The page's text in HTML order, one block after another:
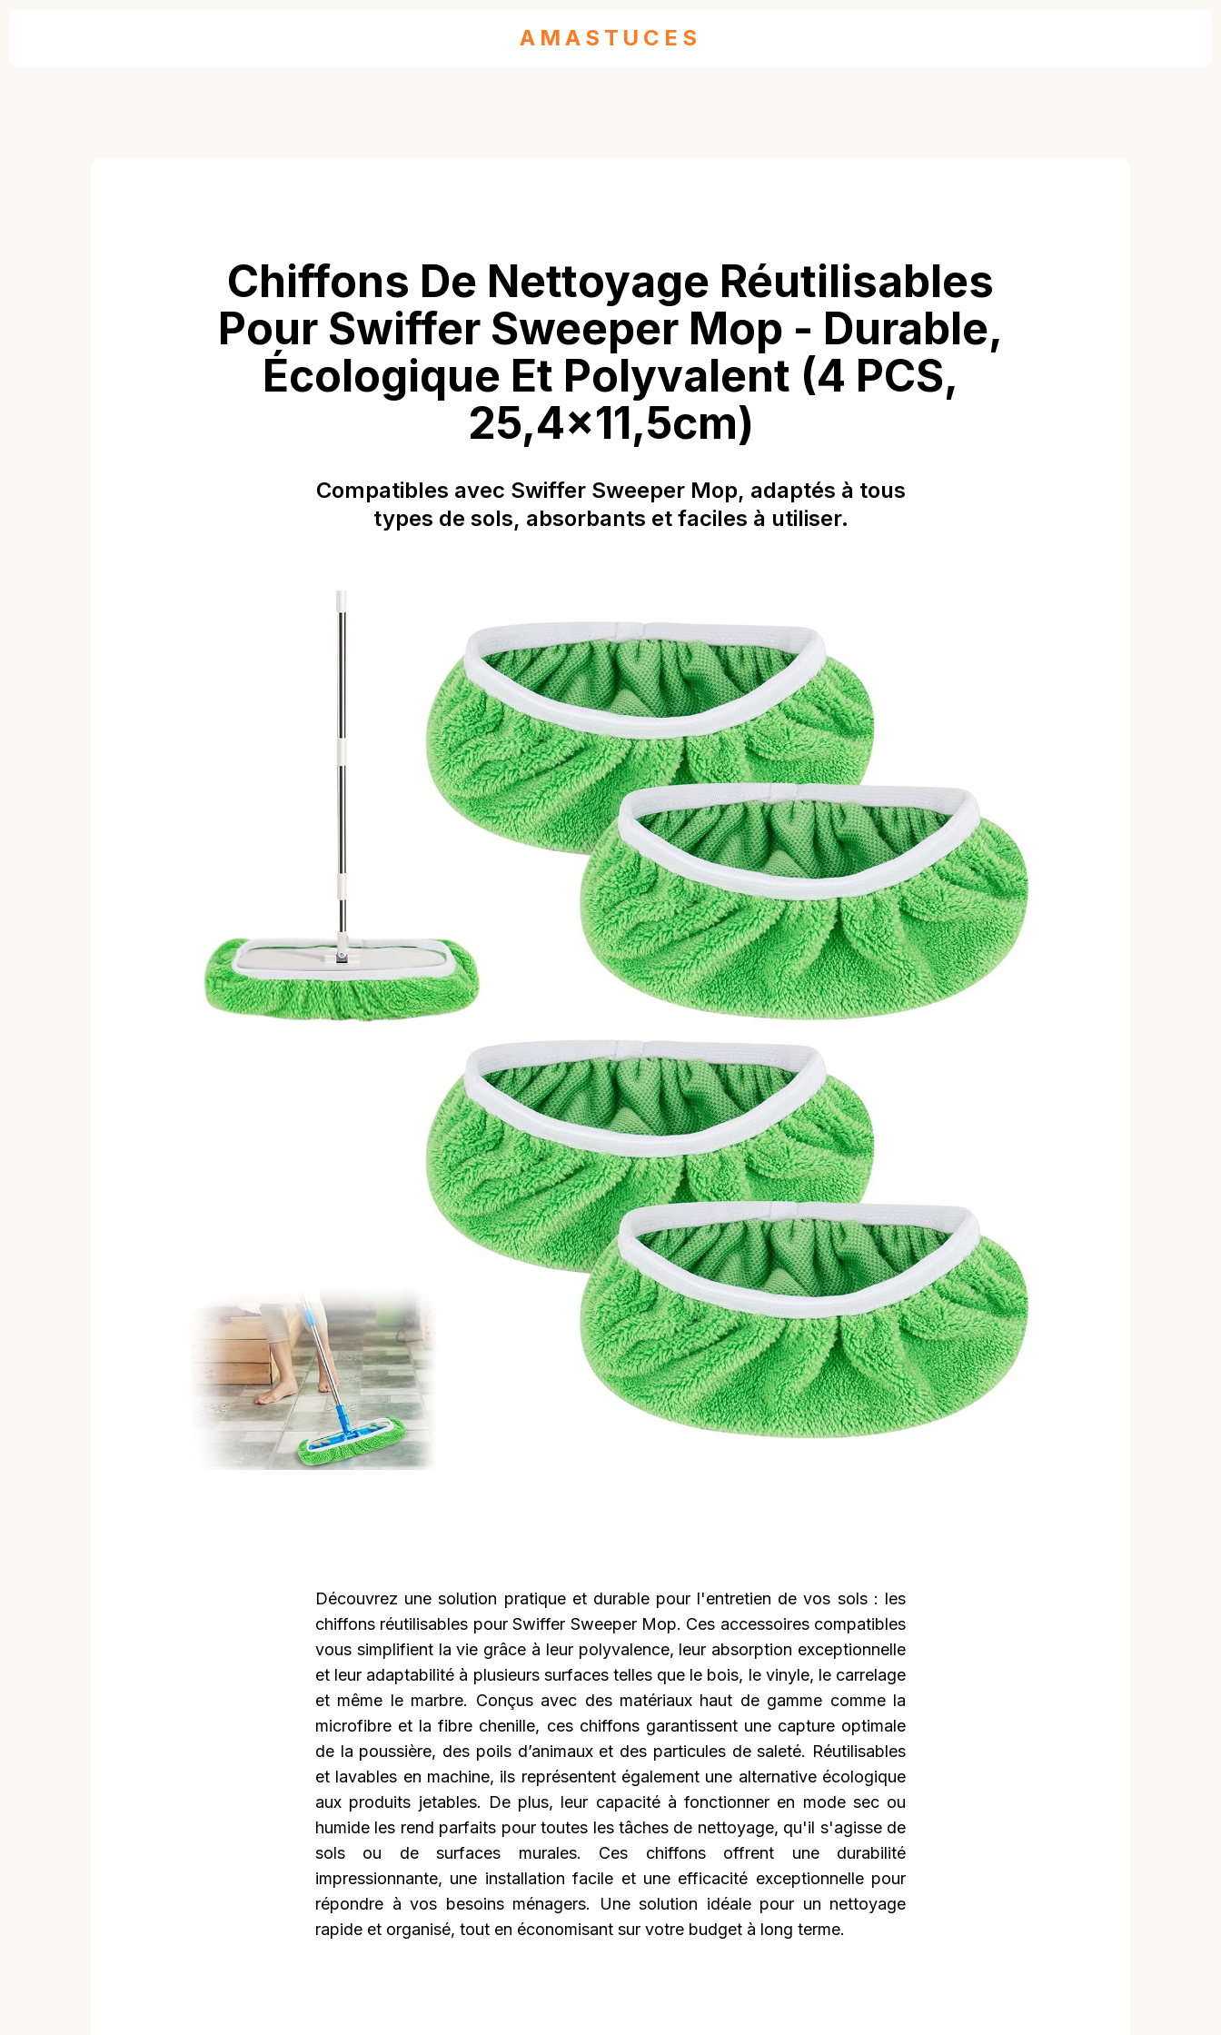
AMASTUCES
Chiffons De Nettoyage Réutilisables
Pour Swiffer Sweeper Mop - Durable,
Écologique Et Polyvalent (4 PCS,
25,4x11,5cm)
Compatibles avec Swiffer Sweeper Mop, adaptés à tous
types de sols, absorbants et faciles à utiliser.
Découvrez une solution pratique et durable pour l'entretien de vos sols : les
chiffons réutilisables pour Swiffer Sweeper Mop. Ces accessoires compatibles
vous simplifient la vie grâce à leur polyvalence, leur absorption exceptionnelle
et leur adaptabilité à plusieurs surfaces telles que le bois, le vinyle, le carrelage
et même le marbre. Conçus avec des matériaux haut de gamme comme la
microfibre et la fibre chenille, ces chiffons garantissent une capture optimale
de la poussière, des poils d’animaux et des particules de saleté. Réutilisables
et lavables en machine, ils représentent également une alternative écologique
aux produits jetables. De plus, leur capacité à fonctionner en mode sec ou
humide les rend parfaits pour toutes les tâches de nettoyage, qu'il s'agisse de
sols ou de surfaces murales. Ces chiffons offrent une durabilité
impressionnante, une installation facile et une efficacité exceptionnelle pour
répondre à vos besoins ménagers. Une solution idéale pour un nettoyage
rapide et organisé, tout en économisant sur votre budget à long terme.